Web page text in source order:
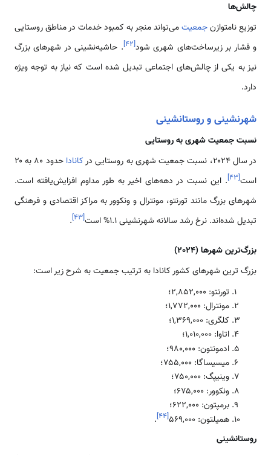
چالش‌ها
توزیع نامتوازنجمعیتمی‌تواند منجر به کمبود خدمات در مناطق روستایی
و فشار بر زیرساخت‌های شهری شود[۴۲]. حاشیه‌نشینی در شهرهای بزرگ
نیز به یکی از چالش‌های اجتماعی تبدیل شده است که نیاز به توجه ویژه
دارد.
شهرنشینی و روستانشینی
نسبت جمعیت شهری به روستایی
در سال ۲۰۲۴، نسبت جمعیت شهری به روستایی در
کانادا
حدود ۸۰ به ۲۰
است[۴۳]. این نسبت در دهه‌های اخیر به طور مداوم افزایش‌یافته است.
شهرهای بزرگ مانند تورنتو، مونترال و ونکوور به مراکز اقتصادی و فرهنگی
تبدیل شده‌اند. نرخ رشد سالانه شهرنشینی ۱.۱% است
[۴۳]
.
بزرگ‌ترین شهرها (2024)
بزرگ ترین شهرهای کشور کانادا به ترتیب جمعیت به شرح زیر است:
تورنتو: ۲,۸۵۲,۰۰۰؛
مونترال: ۱,۷۷۲,۰۰۰؛
کلگری: ۱,۳۶۹,۰۰۰؛
اتاوا: ۱,۰۱۰,۰۰۰؛
ادمونتون: ۹۸۰,۰۰۰؛
میسیساگا: ۷۵۵,۰۰۰؛
وینیپگ: ۷۵۰,۰۰۰؛
ونکوور: ۶۷۵,۰۰۰؛
برمپتون: ۶۲۲,۰۰۰؛
همیلتون: ۵۶۹,۰۰۰
[۴۴]
.
روستانشینی